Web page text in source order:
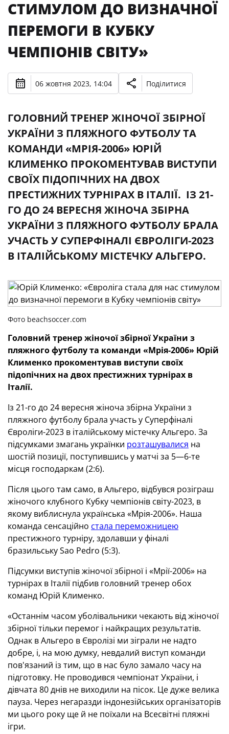
СТИМУЛОМ ДО ВИЗНАЧНОЇ
ПЕРЕМОГИ В КУБКУ
ЧЕМПІОНІВ СВІТУ»
06 жовтня 2023, 14:04 Поділитися
ГОЛОВНИЙ ТРЕНЕР ЖІНОЧОЇ ЗБІРНОЇ
УКРАЇНИ З ПЛЯЖНОГО ФУТБОЛУ ТА
КОМАНДИ «МРІЯ-2006» ЮРІЙ
КЛИМЕНКО ПРОКОМЕНТУВАВ ВИСТУПИ
СВОЇХ ПІДОПІЧНИХ НА ДВОХ
ПРЕСТИЖНИХ ТУРНІРАХ В ІТАЛІЇ. ІЗ 21-
ГО ДО 24 ВЕРЕСНЯ ЖІНОЧА ЗБІРНА
УКРАЇНИ З ПЛЯЖНОГО ФУТБОЛУ БРАЛА
УЧАСТЬ У СУПЕРФІНАЛІ ЄВРОЛІГИ-2023
В ІТАЛІЙСЬКОМУ МІСТЕЧКУ АЛЬГЕРО.
Фото beachsoccer.com
Головний тренер жіночої збірної України з
пляжного футболу та команди «Мрія-2006» Юрій
Клименко прокоментував виступи своїх
підопічних на двох престижних турнірах в
Італії.
Із 21-го до 24 вересня жіноча збірна України з
пляжного футболу брала участь у Суперфіналі
Євроліги-2023 в італійському містечку Альгеро. За
підсумками змагань українки розташувалися на
шостій позиції, поступившись у матчі за 5—6-те
місця господаркам (2:6).
Після цього там само, в Альгеро, відбувся розіграш
жіночого клубного Кубку чемпіонів світу-2023, в
якому виблиснула українська «Мрія-2006». Наша
команда сенсаційно стала переможницею
престижного турніру, здолавши у фіналі
бразильську Sao Pedro (5:3).
Підсумки виступів жіночої збірної і «Мрії-2006» на
турнірах в Італії підбив головний тренер обох
команд Юрій Клименко.
«Останнім часом уболівальники чекають від жіночої
збірної тільки перемог і найкращих результатів.
Однак в Альгеро в Євролізі ми зіграли не надто
добре, і, на мою думку, невдалий виступ команди
пов'язаний із тим, що в нас було замало часу на
підготовку. Не проводився чемпіонат України, і
дівчата 80 днів не виходили на пісок. Це дуже велика
пауза. Через негаразди індонезійських організаторів
ми цього року ще й не поїхали на Всесвітні пляжні
ігри.